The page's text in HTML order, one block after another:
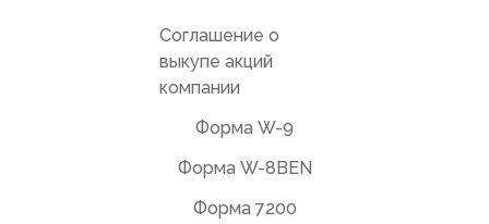
Соглашение о
выкупе акций
компании
Форма W-9
Форма W-8BEN
Форма 7200